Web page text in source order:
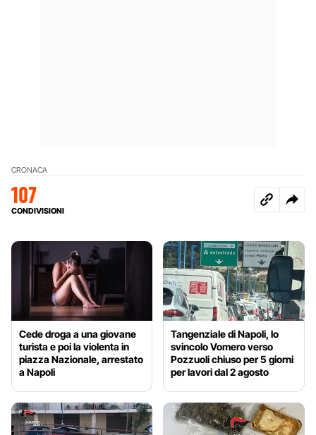
CRONACA
107
CONDIVISIONI
Cede droga a una giovane
turista e poi la violenta in
piazza Nazionale, arrestato
a Napoli
Tangenziale di Napoli, lo
svincolo Vomero verso
Pozzuoli chiuso per 5 giorni
per lavori dal 2 agosto